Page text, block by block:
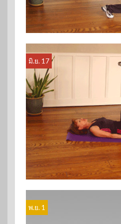
มิ.ย. 17
พ.ย. 1